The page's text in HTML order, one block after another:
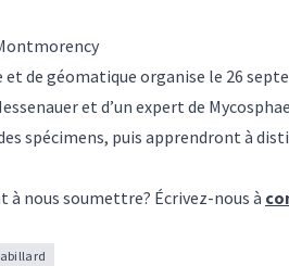
de géomatique organise le 26
et d’un expert de
spécimens, puis apprendront à
à nous soumettre? Écrivez-nous à